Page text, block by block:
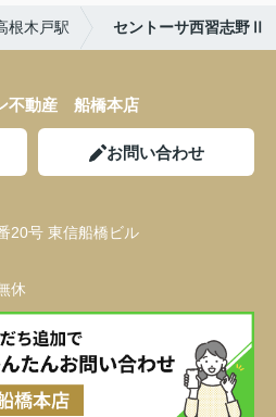
根木戸駅 セントーサ西習志野Ⅱ
不動産 船橋本店
お問い合わせ
20号 東信船橋ビル
休